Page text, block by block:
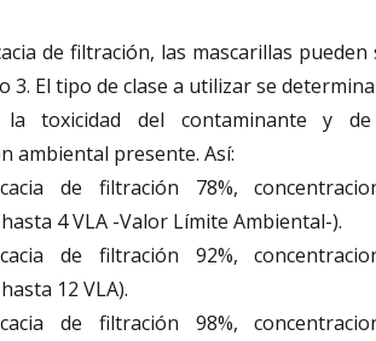
de filtración, las mascarillas pueden
3. El tipo de clase a utilizar se
toxicidad del contaminante y
ambiental presente. Así:
de filtración 78%,
4 VLA -Valor Límite Ambiental-).
de filtración 92%,
12 VLA).
de filtración 98%,